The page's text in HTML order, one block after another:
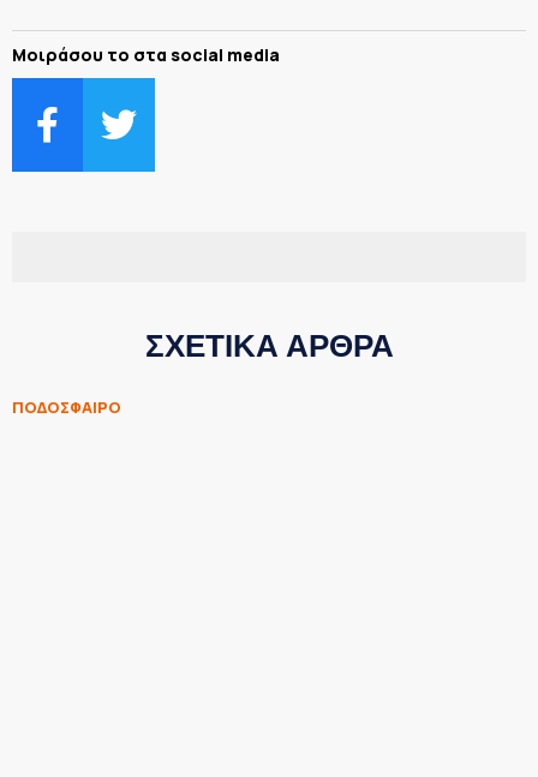
Μοιράσου το στα social media
ΣΧΕΤΙΚΑ ΑΡΘΡΑ
ΠΟΔΟΣΦΑΙΡΟ